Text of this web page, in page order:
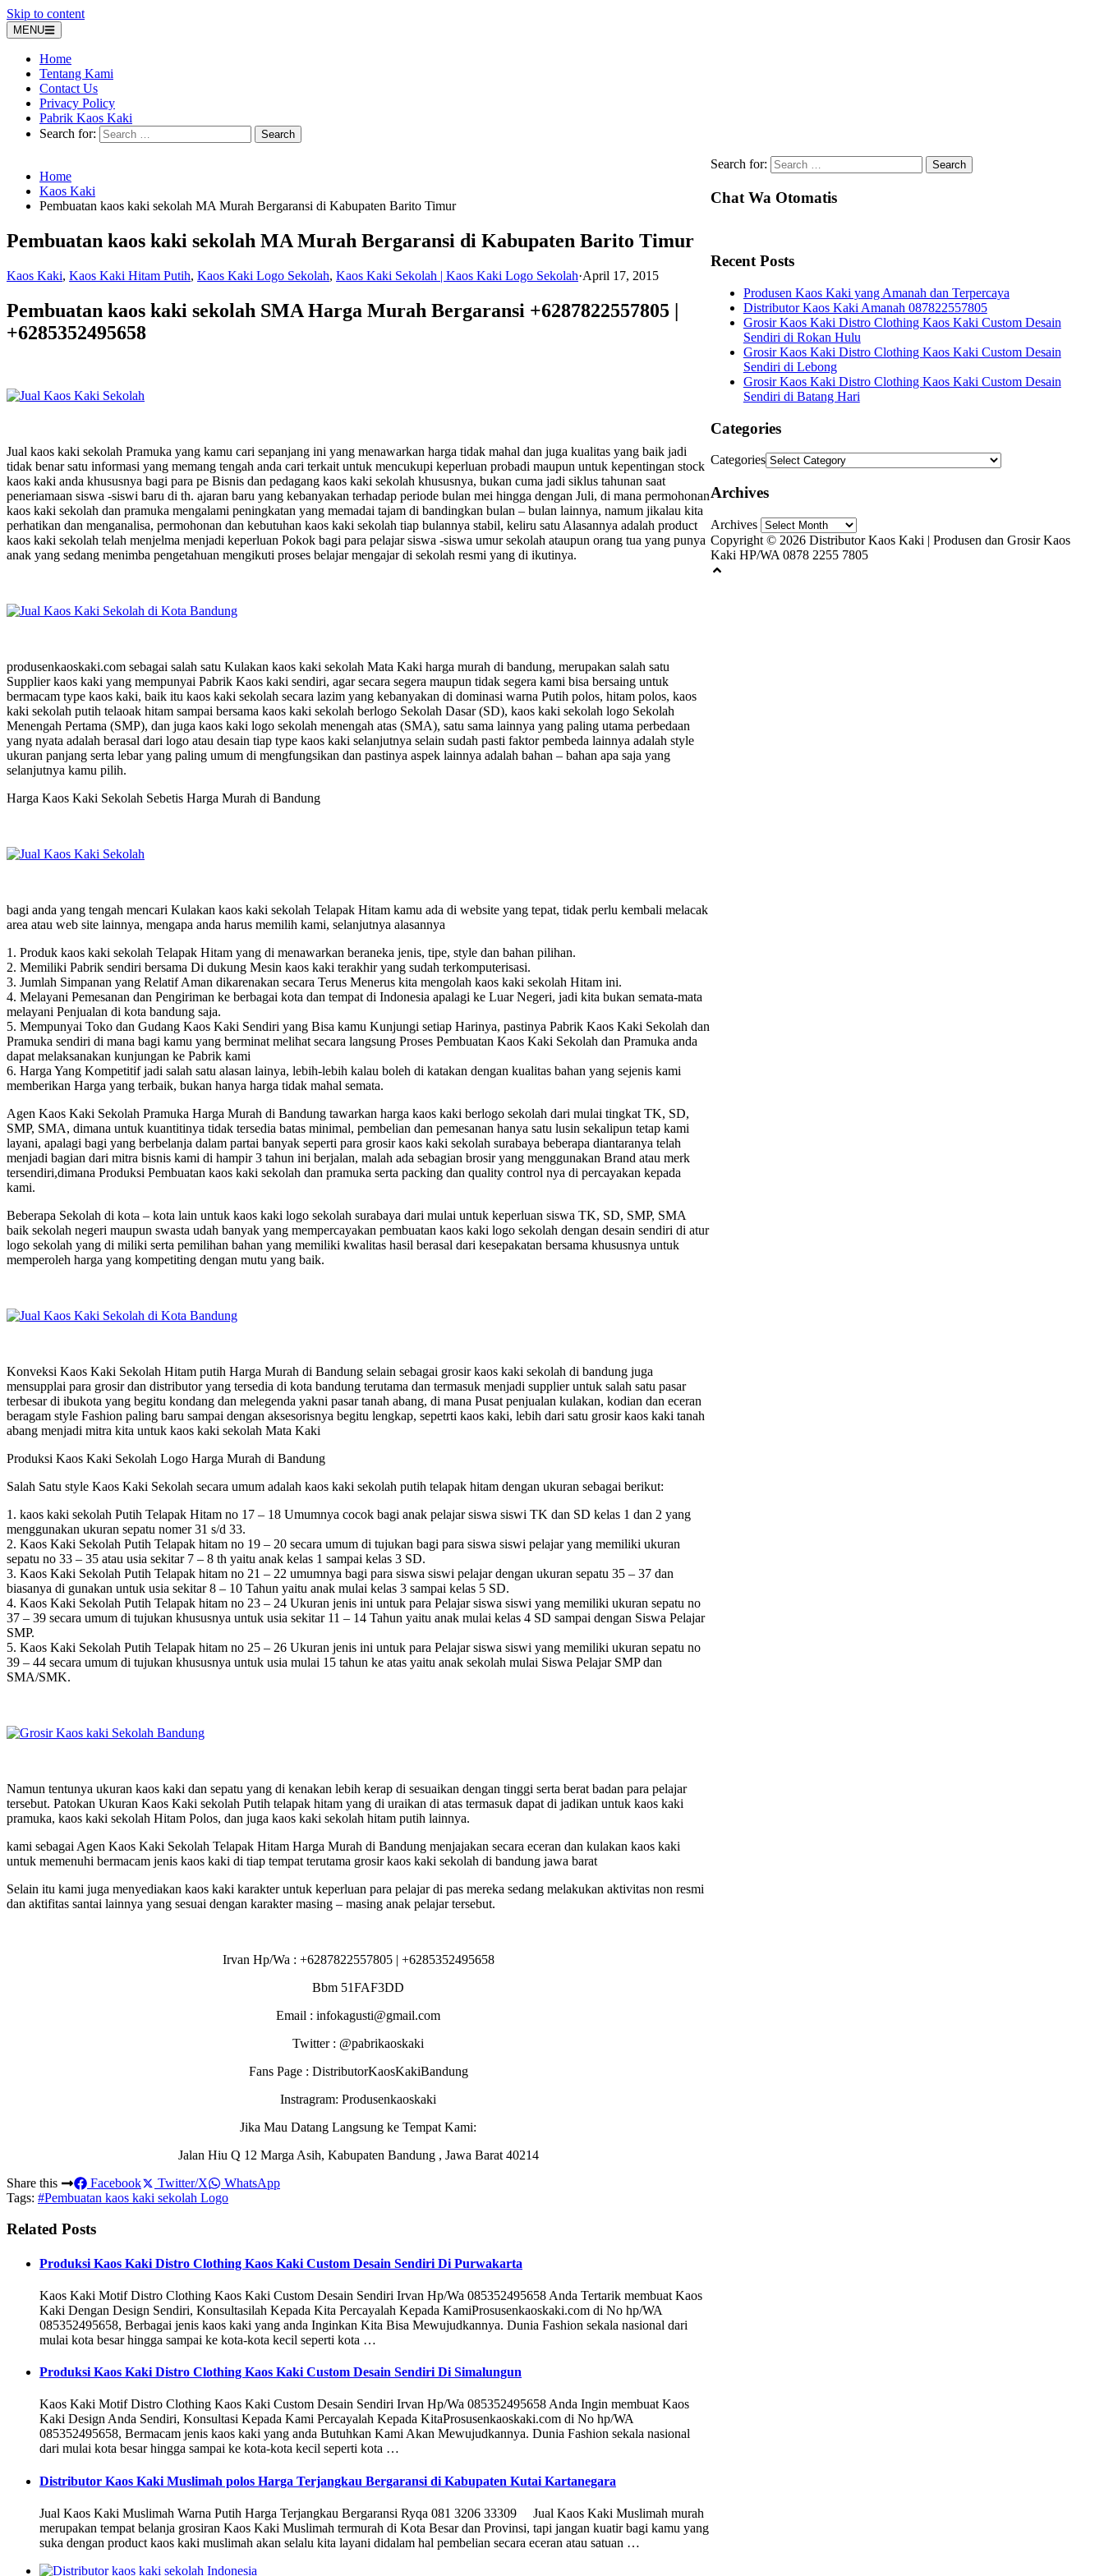
Skip to content
MENU
Home
Tentang Kami
Contact Us
Privacy Policy
Pabrik Kaos Kaki
Search for:
Home
Kaos Kaki
Pembuatan kaos kaki sekolah MA Murah Bergaransi di Kabupaten Barito Timur
Pembuatan kaos kaki sekolah MA Murah Bergaransi di Kabupaten Barito Timur
Kaos Kaki, Kaos Kaki Hitam Putih, Kaos Kaki Logo Sekolah, Kaos Kaki Sekolah | Kaos Kaki Logo Sekolah·April 17, 2015
Pembuatan kaos kaki sekolah SMA Harga Murah Bergaransi +6287822557805 |
+6285352495658
Jual kaos kaki sekolah Pramuka yang kamu cari sepanjang ini yang menawarkan harga tidak mahal dan juga kualitas yang baik jadi
tidak benar satu informasi yang memang tengah anda cari terkait untuk mencukupi keperluan probadi maupun untuk kepentingan stock
kaos kaki anda khususnya bagi para pe Bisnis dan pedagang kaos kaki sekolah khususnya, bukan cuma jadi siklus tahunan saat
peneriamaan siswa -siswi baru di th. ajaran baru yang kebanyakan terhadap periode bulan mei hingga dengan Juli, di mana permohonan
kaos kaki sekolah dan pramuka mengalami peningkatan yang memadai tajam di bandingkan bulan – bulan lainnya, namum jikalau kita
perhatikan dan menganalisa, permohonan dan kebutuhan kaos kaki sekolah tiap bulannya stabil, keliru satu Alasannya adalah product
kaos kaki sekolah telah menjelma menjadi keperluan Pokok bagi para pelajar siswa -siswa umur sekolah ataupun orang tua yang punya
anak yang sedang menimba pengetahuan mengikuti proses belajar mengajar di sekolah resmi yang di ikutinya.
produsenkaoskaki.com sebagai salah satu Kulakan kaos kaki sekolah Mata Kaki harga murah di bandung, merupakan salah satu
Supplier kaos kaki yang mempunyai Pabrik Kaos kaki sendiri, agar secara segera maupun tidak segera kami bisa bersaing untuk
bermacam type kaos kaki, baik itu kaos kaki sekolah secara lazim yang kebanyakan di dominasi warna Putih polos, hitam polos, kaos
kaki sekolah putih telaoak hitam sampai bersama kaos kaki sekolah berlogo Sekolah Dasar (SD), kaos kaki sekolah logo Sekolah
Menengah Pertama (SMP), dan juga kaos kaki logo sekolah menengah atas (SMA), satu sama lainnya yang paling utama perbedaan
yang nyata adalah berasal dari logo atau desain tiap type kaos kaki selanjutnya selain sudah pasti faktor pembeda lainnya adalah style
ukuran panjang serta lebar yang paling umum di mengfungsikan dan pastinya aspek lainnya adalah bahan – bahan apa saja yang
selanjutnya kamu pilih.
Harga Kaos Kaki Sekolah Sebetis Harga Murah di Bandung
bagi anda yang tengah mencari Kulakan kaos kaki sekolah Telapak Hitam kamu ada di website yang tepat, tidak perlu kembali melacak
area atau web site lainnya, mengapa anda harus memilih kami, selanjutnya alasannya
1. Produk kaos kaki sekolah Telapak Hitam yang di menawarkan beraneka jenis, tipe, style dan bahan pilihan.
2. Memiliki Pabrik sendiri bersama Di dukung Mesin kaos kaki terakhir yang sudah terkomputerisasi.
3. Jumlah Simpanan yang Relatif Aman dikarenakan secara Terus Menerus kita mengolah kaos kaki sekolah Hitam ini.
4. Melayani Pemesanan dan Pengiriman ke berbagai kota dan tempat di Indonesia apalagi ke Luar Negeri, jadi kita bukan semata-mata
melayani Penjualan di kota bandung saja.
5. Mempunyai Toko dan Gudang Kaos Kaki Sendiri yang Bisa kamu Kunjungi setiap Harinya, pastinya Pabrik Kaos Kaki Sekolah dan
Pramuka sendiri di mana bagi kamu yang berminat melihat secara langsung Proses Pembuatan Kaos Kaki Sekolah dan Pramuka anda
dapat melaksanakan kunjungan ke Pabrik kami
6. Harga Yang Kompetitif jadi salah satu alasan lainya, lebih-lebih kalau boleh di katakan dengan kualitas bahan yang sejenis kami
memberikan Harga yang terbaik, bukan hanya harga tidak mahal semata.
Agen Kaos Kaki Sekolah Pramuka Harga Murah di Bandung tawarkan harga kaos kaki berlogo sekolah dari mulai tingkat TK, SD,
SMP, SMA, dimana untuk kuantitinya tidak tersedia batas minimal, pembelian dan pemesanan hanya satu lusin sekalipun tetap kami
layani, apalagi bagi yang berbelanja dalam partai banyak seperti para grosir kaos kaki sekolah surabaya beberapa diantaranya telah
menjadi bagian dari mitra bisnis kami di hampir 3 tahun ini berjalan, malah ada sebagian brosir yang menggunakan Brand atau merk
tersendiri,dimana Produksi Pembuatan kaos kaki sekolah dan pramuka serta packing dan quality control nya di percayakan kepada
kami.
Beberapa Sekolah di kota – kota lain untuk kaos kaki logo sekolah surabaya dari mulai untuk keperluan siswa TK, SD, SMP, SMA
baik sekolah negeri maupun swasta udah banyak yang mempercayakan pembuatan kaos kaki logo sekolah dengan desain sendiri di atur
logo sekolah yang di miliki serta pemilihan bahan yang memiliki kwalitas hasil berasal dari kesepakatan bersama khususnya untuk
memperoleh harga yang kompetiting dengan mutu yang baik.
Konveksi Kaos Kaki Sekolah Hitam putih Harga Murah di Bandung selain sebagai grosir kaos kaki sekolah di bandung juga
mensupplai para grosir dan distributor yang tersedia di kota bandung terutama dan termasuk menjadi supplier untuk salah satu pasar
terbesar di ibukota yang begitu kondang dan melegenda yakni pasar tanah abang, di mana Pusat penjualan kulakan, kodian dan eceran
beragam style Fashion paling baru sampai dengan aksesorisnya begitu lengkap, sepetrti kaos kaki, lebih dari satu grosir kaos kaki tanah
abang menjadi mitra kita untuk kaos kaki sekolah Mata Kaki
Produksi Kaos Kaki Sekolah Logo Harga Murah di Bandung
Salah Satu style Kaos Kaki Sekolah secara umum adalah kaos kaki sekolah putih telapak hitam dengan ukuran sebagai berikut:
1. kaos kaki sekolah Putih Telapak Hitam no 17 – 18 Umumnya cocok bagi anak pelajar siswa siswi TK dan SD kelas 1 dan 2 yang
menggunakan ukuran sepatu nomer 31 s/d 33.
2. Kaos Kaki Sekolah Putih Telapak hitam no 19 – 20 secara umum di tujukan bagi para siswa siswi pelajar yang memiliki ukuran
sepatu no 33 – 35 atau usia sekitar 7 – 8 th yaitu anak kelas 1 sampai kelas 3 SD.
3. Kaos Kaki Sekolah Putih Telapak hitam no 21 – 22 umumnya bagi para siswa siswi pelajar dengan ukuran sepatu 35 – 37 dan
biasanya di gunakan untuk usia sekitar 8 – 10 Tahun yaitu anak mulai kelas 3 sampai kelas 5 SD.
4. Kaos Kaki Sekolah Putih Telapak hitam no 23 – 24 Ukuran jenis ini untuk para Pelajar siswa siswi yang memiliki ukuran sepatu no
37 – 39 secara umum di tujukan khususnya untuk usia sekitar 11 – 14 Tahun yaitu anak mulai kelas 4 SD sampai dengan Siswa Pelajar
SMP.
5. Kaos Kaki Sekolah Putih Telapak hitam no 25 – 26 Ukuran jenis ini untuk para Pelajar siswa siswi yang memiliki ukuran sepatu no
39 – 44 secara umum di tujukan khususnya untuk usia mulai 15 tahun ke atas yaitu anak sekolah mulai Siswa Pelajar SMP dan
SMA/SMK.
Namun tentunya ukuran kaos kaki dan sepatu yang di kenakan lebih kerap di sesuaikan dengan tinggi serta berat badan para pelajar
tersebut. Patokan Ukuran Kaos Kaki sekolah Putih telapak hitam yang di uraikan di atas termasuk dapat di jadikan untuk kaos kaki
pramuka, kaos kaki sekolah Hitam Polos, dan juga kaos kaki sekolah hitam putih lainnya.
kami sebagai Agen Kaos Kaki Sekolah Telapak Hitam Harga Murah di Bandung menjajakan secara eceran dan kulakan kaos kaki
untuk memenuhi bermacam jenis kaos kaki di tiap tempat terutama grosir kaos kaki sekolah di bandung jawa barat
Selain itu kami juga menyediakan kaos kaki karakter untuk keperluan para pelajar di pas mereka sedang melakukan aktivitas non resmi
dan aktifitas santai lainnya yang sesuai dengan karakter masing – masing anak pelajar tersebut.
Irvan Hp/Wa : +6287822557805 | +6285352495658
Bbm 51FAF3DD
Email : infokagusti@gmail.com
Twitter : @pabrikaoskaki
Fans Page : DistributorKaosKakiBandung
Instragram: Produsenkaoskaki
Jika Mau Datang Langsung ke Tempat Kami:
Jalan Hiu Q 12 Marga Asih, Kabupaten Bandung , Jawa Barat 40214
Share this
Facebook Twitter/X
WhatsApp
Tags: #Pembuatan kaos kaki sekolah Logo
Related Posts
Produksi Kaos Kaki Distro Clothing Kaos Kaki Custom Desain Sendiri Di Purwakarta
Kaos Kaki Motif Distro Clothing Kaos Kaki Custom Desain Sendiri Irvan Hp/Wa 085352495658 Anda Tertarik membuat Kaos
Kaki Dengan Design Sendiri, Konsultasilah Kepada Kita Percayalah Kepada KamiProsusenkaoskaki.com di No hp/WA
085352495658, Berbagai jenis kaos kaki yang anda Inginkan Kita Bisa Mewujudkannya. Dunia Fashion sekala nasional dari
mulai kota besar hingga sampai ke kota-kota kecil seperti kota …
Produksi Kaos Kaki Distro Clothing Kaos Kaki Custom Desain Sendiri Di Simalungun
Kaos Kaki Motif Distro Clothing Kaos Kaki Custom Desain Sendiri Irvan Hp/Wa 085352495658 Anda Ingin membuat Kaos
Kaki Design Anda Sendiri, Konsultasi Kepada Kami Percayalah Kepada KitaProsusenkaoskaki.com di No hp/WA
085352495658, Bermacam jenis kaos kaki yang anda Butuhkan Kami Akan Mewujudkannya. Dunia Fashion sekala nasional
dari mulai kota besar hingga sampai ke kota-kota kecil seperti kota …
Distributor Kaos Kaki Muslimah polos Harga Terjangkau Bergaransi di Kabupaten Kutai Kartanegara
Jual Kaos Kaki Muslimah Warna Putih Harga Terjangkau Bergaransi Ryqa 081 3206 33309 Jual Kaos Kaki Muslimah murah
merupakan tempat belanja grosiran Kaos Kaki Muslimah termurah di Kota Besar dan Provinsi, tapi jangan kuatir bagi kamu yang
suka dengan product kaos kaki muslimah akan selalu kita layani didalam hal pembelian secara eceran atau satuan …
Search for:
Chat Wa Otomatis
Recent Posts
Produsen Kaos Kaki yang Amanah dan Terpercaya
Distributor Kaos Kaki Amanah 087822557805
Grosir Kaos Kaki Distro Clothing Kaos Kaki Custom Desain
Sendiri di Rokan Hulu
Grosir Kaos Kaki Distro Clothing Kaos Kaki Custom Desain
Sendiri di Lebong
Grosir Kaos Kaki Distro Clothing Kaos Kaki Custom Desain
Sendiri di Batang Hari
Categories
Categories
Archives
Archives
Copyright © 2026 Distributor Kaos Kaki | Produsen dan Grosir Kaos
Kaki HP/WA 0878 2255 7805